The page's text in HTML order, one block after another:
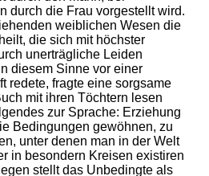
durch die Frau vorgestellt wird.
weiblichen Wesen die
die sich mit höchster
unerträgliche Leiden
diesem Sinne vor einer
redete, fragte eine sorgsame
mit ihren Töchtern lesen
zur Sprache: Erziehung
Bedingungen gewöhnen, zu
unter denen man in der Welt
in besondern Kreisen existiren
stellt das Unbedingte als